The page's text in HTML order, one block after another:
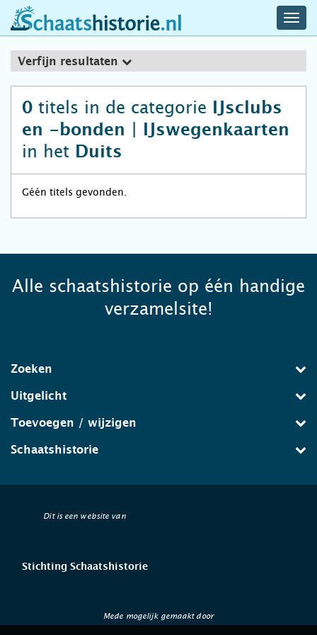
schaatshistorie.nl
Verfijn resultaten
0 titels in de categorie
IJsclubs
en -bonden | IJswegenkaarten
in het Duits
Géén titels gevonden.
Alle schaatshistorie op één handige
verzamelsite!
Zoeken
Uitgelicht
Toevoegen / wijzigen
Schaatshistorie
Dit is een website van
Stichting Schaatshistorie
Mede mogelijk gemaakt door